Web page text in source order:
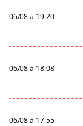
06/08 à 19:20
06/08 à 18:08
06/08 à 17:55